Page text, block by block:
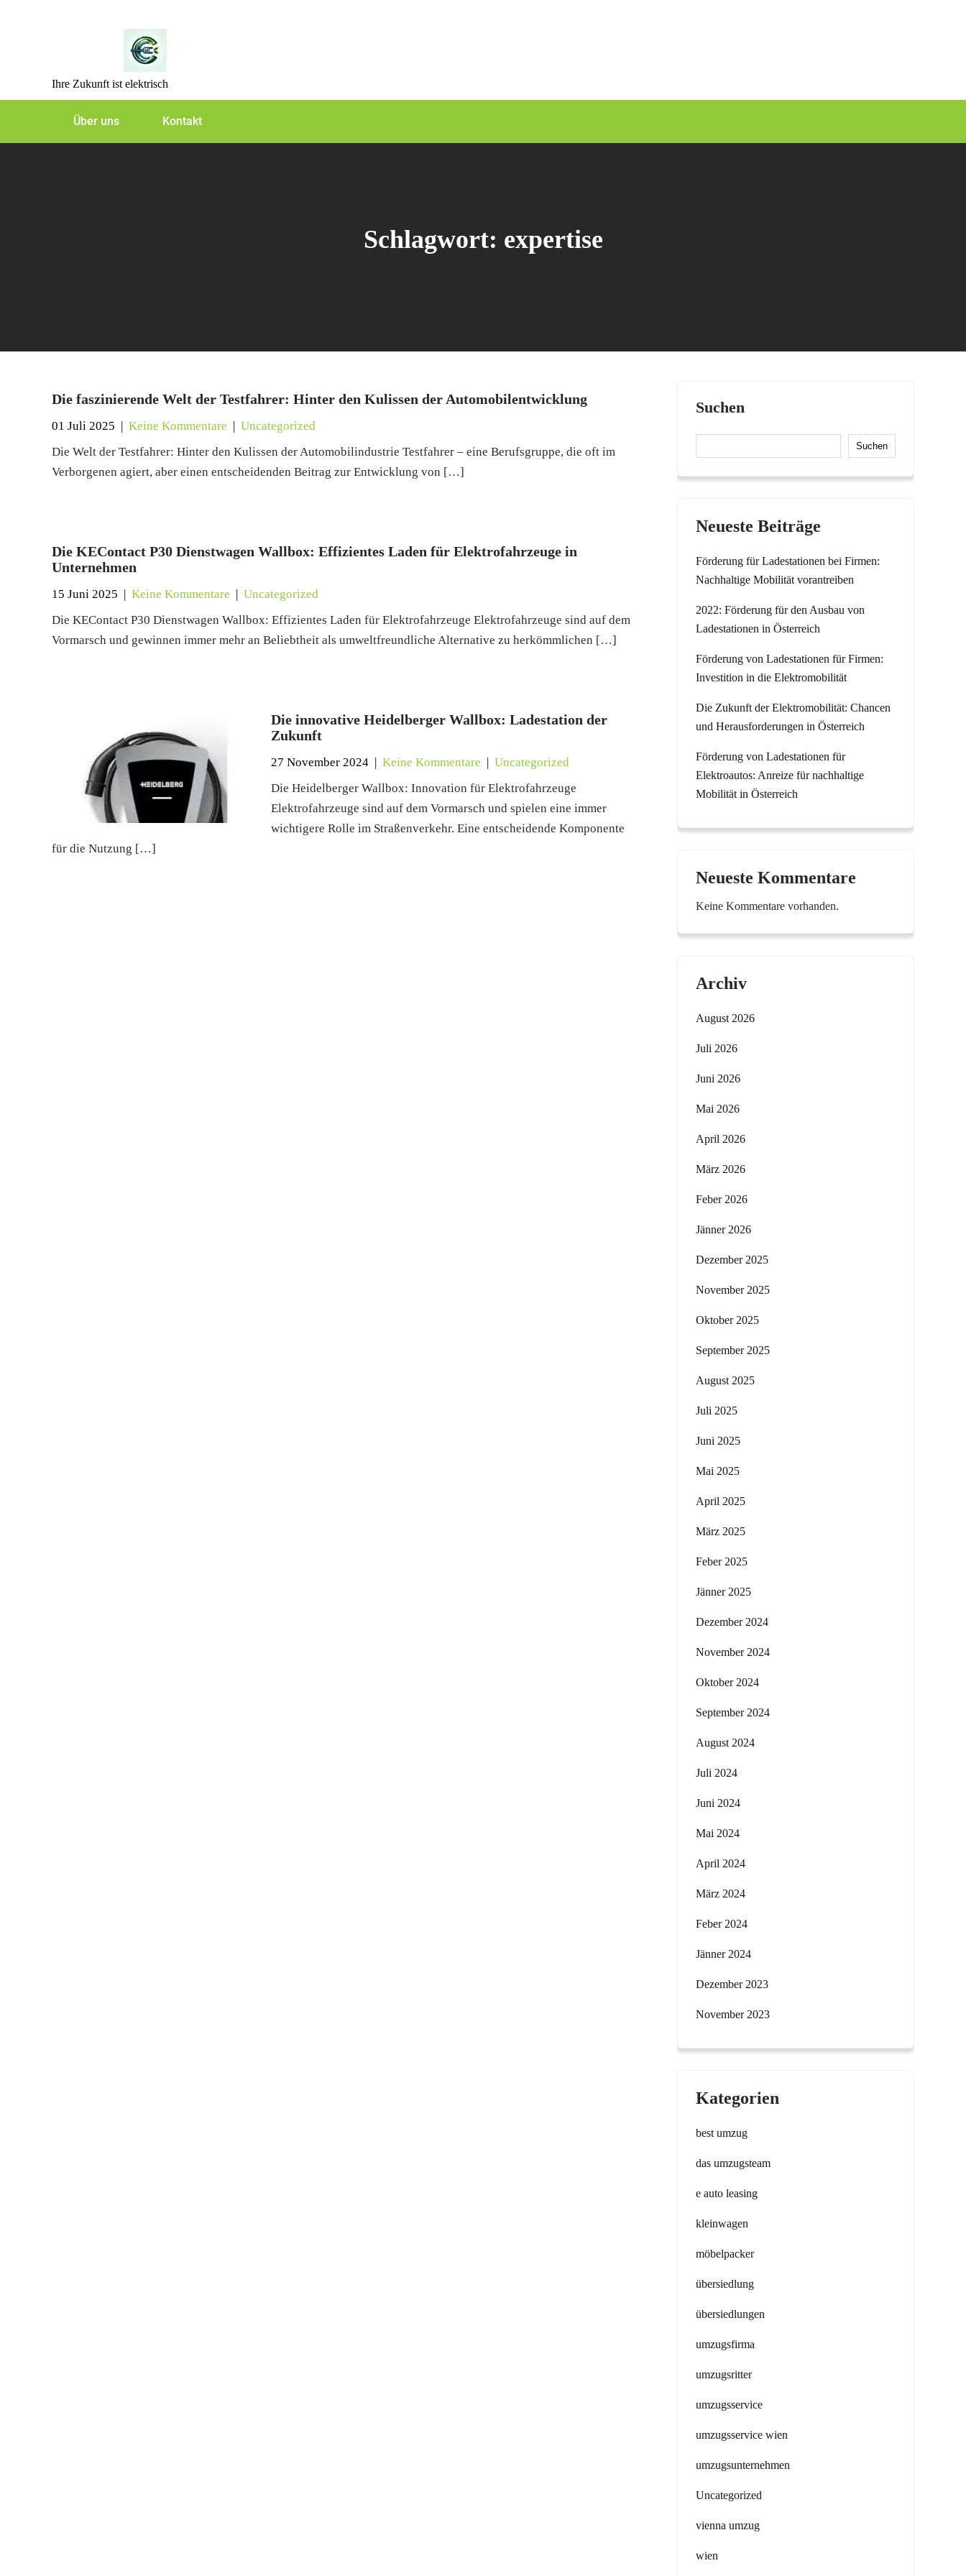
Ihre Zukunft ist elektrisch
Über uns Kontakt
Schlagwort: expertise
Die faszinierende Welt der Testfahrer: Hinter den Kulissen der Automobilentwicklung
01 Juli 2025 | Keine Kommentare | Uncategorized
Die Welt der Testfahrer: Hinter den Kulissen der Automobilindustrie Testfahrer – eine Berufsgruppe, die oft im
Verborgenen agiert, aber einen entscheidenden Beitrag zur Entwicklung von […]
Die KEContact P30 Dienstwagen Wallbox: Effizientes Laden für Elektrofahrzeuge in
Unternehmen
15 Juni 2025 | Keine Kommentare | Uncategorized
Die KEContact P30 Dienstwagen Wallbox: Effizientes Laden für Elektrofahrzeuge Elektrofahrzeuge sind auf dem
Vormarsch und gewinnen immer mehr an Beliebtheit als umweltfreundliche Alternative zu herkömmlichen […]
Die innovative Heidelberger Wallbox: Ladestation der
Zukunft
27 November 2024 |Keine Kommentare |Uncategorized
Die Heidelberger Wallbox: Innovation für Elektrofahrzeuge
Elektrofahrzeuge sind auf dem Vormarsch und spielen eine immer
wichtigere Rolle im Straßenverkehr. Eine entscheidende Komponente
für die Nutzung […]
Suchen
Suchen
Neueste Beiträge
Förderung für Ladestationen bei Firmen:
Nachhaltige Mobilität vorantreiben
2022: Förderung für den Ausbau von
Ladestationen in Österreich
Förderung von Ladestationen für Firmen:
Investition in die Elektromobilität
Die Zukunft der Elektromobilität: Chancen
und Herausforderungen in Österreich
Förderung von Ladestationen für
Elektroautos: Anreize für nachhaltige
Mobilität in Österreich
Neueste Kommentare
Keine Kommentare vorhanden.
Archiv
August 2026
Juli 2026
Juni 2026
Mai 2026
April 2026
März 2026
Feber 2026
Jänner 2026
Dezember 2025
November 2025
Oktober 2025
September 2025
August 2025
Juli 2025
Juni 2025
Mai 2025
April 2025
März 2025
Feber 2025
Jänner 2025
Dezember 2024
November 2024
Oktober 2024
September 2024
August 2024
Juli 2024
Juni 2024
Mai 2024
April 2024
März 2024
Feber 2024
Jänner 2024
Dezember 2023
November 2023
Kategorien
best umzug
das umzugsteam
e auto leasing
kleinwagen
möbelpacker
übersiedlung
übersiedlungen
umzugsfirma
umzugsritter
umzugsservice
umzugsservice wien
umzugsunternehmen
Uncategorized
vienna umzug
wien